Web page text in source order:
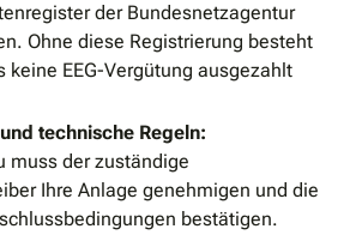
der Bundesnetzagentur
Ohne diese Registrierung besteht
keine EEG-Vergütung ausgezahlt
technische Regeln:
muss der zuständige
Ihre Anlage genehmigen und die
bestätigen.